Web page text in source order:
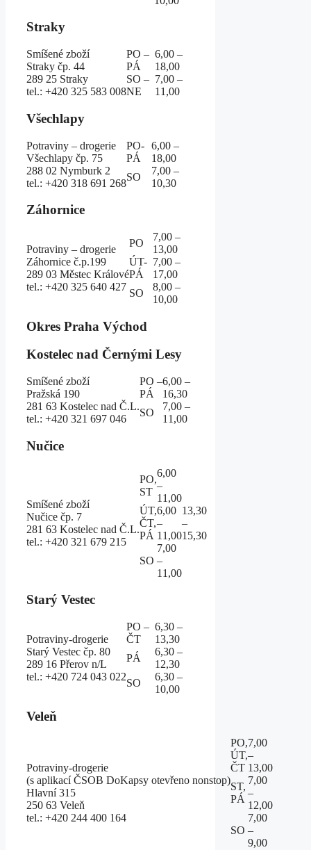
Straky
Smíšené zboží
Straky čp. 44
289 25 Straky
tel.: +420 325 583 008
PO –
PÁ
6,00 –
18,00
SO –
NE
7,00 –
11,00
Všechlapy
Potraviny – drogerie
Všechlapy čp. 75
288 02 Nymburk 2
tel.: +420 318 691 268
PO-
PÁ
6,00 –
18,00
SO
7,00 –
10,30
Záhornice
Potraviny – drogerie
Záhornice č.p.199
289 03 Městec Králové
tel.: +420 325 640 427
PO
7,00 –
13,00
ÚT-
PÁ
7,00 –
17,00
SO
8,00 –
10,00
Okres Praha Východ
Kostelec nad Černými Lesy
Smíšené zboží
Pražská 190
281 63 Kostelec nad Č.L.
tel.: +420 321 697 046
PO –
PÁ
6,00 –
16,30
SO
7,00 –
11,00
Nučice
Smíšené zboží
Nučice čp. 7
281 63 Kostelec nad Č.L.
tel.: +420 321 679 215
PO,
ST
6,00
–
11,00
ÚT,
ČT,
PÁ
6,00
–
11,00
13,30
–
15,30
SO
7,00
–
11,00
Starý Vestec
Potraviny-drogerie
Starý Vestec čp. 80
289 16 Přerov n/L
tel.: +420 724 043 022
PO –
ČT
6,30 –
13,30
PÁ
6,30 –
12,30
SO
6,30 –
10,00
Veleň
Potraviny-drogerie
(s aplikací ČSOB DoKapsy otevřeno nonstop)
Hlavní 315
250 63 Veleň
tel.: +420 244 400 164
PO,
ÚT,
ČT
7,00
–
13,00
ST,
PÁ
7,00
–
12,00
SO
7,00
–
9,00